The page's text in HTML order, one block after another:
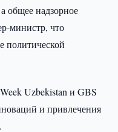
общее надзорное
министр, что
политической
Uzbekistan и GBS
и привлечения